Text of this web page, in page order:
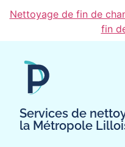
Nettoyage de fin de
fin
Services de
la Métropole